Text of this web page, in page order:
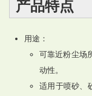
产品特点
用途：
可靠近粉尘场
动性。
适用于喷砂、